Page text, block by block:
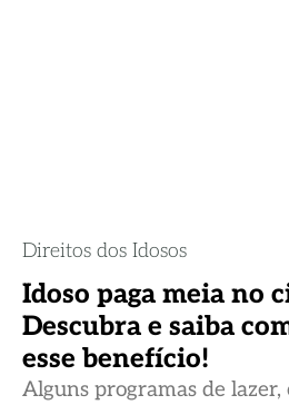
Direitos dos Idosos
Idoso paga meia no
Descubra e saiba
esse benefício!
Alguns programas de lazer,